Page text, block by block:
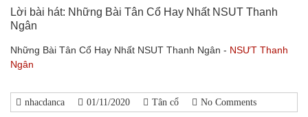
Lời bài hát: Những Bài Tân Cổ Hay Nhất NSUT Thanh
Ngân
Những Bài Tân Cổ Hay Nhất NSUT Thanh Ngân - NSƯT Thanh
Ngân
nhacdanca 01/11/2020 Tân cổ No Comments